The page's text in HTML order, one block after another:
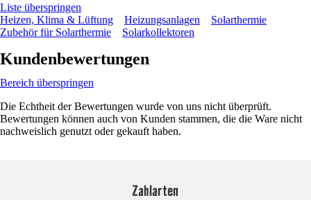
Liste überspringen
Heizen, Klima & Lüftung
Heizungsanlagen
Solarthermie
Zubehör für Solarthermie
Solarkollektoren
Kundenbewertungen
Bereich überspringen
Die Echtheit der Bewertungen wurde von uns nicht überprüft.
Bewertungen können auch von Kunden stammen, die die Ware nicht
nachweislich genutzt oder gekauft haben.
Zahlarten